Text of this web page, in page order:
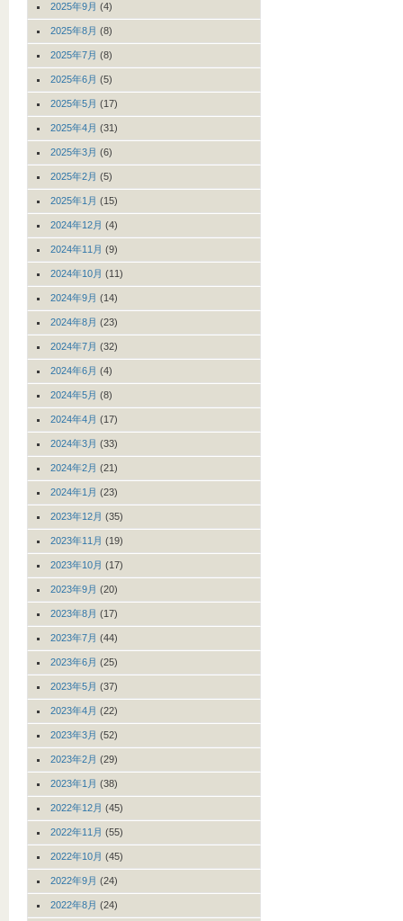
2025年9月 (4)
2025年8月 (8)
2025年7月 (8)
2025年6月 (5)
2025年5月 (17)
2025年4月 (31)
2025年3月 (6)
2025年2月 (5)
2025年1月 (15)
2024年12月 (4)
2024年11月 (9)
2024年10月 (11)
2024年9月 (14)
2024年8月 (23)
2024年7月 (32)
2024年6月 (4)
2024年5月 (8)
2024年4月 (17)
2024年3月 (33)
2024年2月 (21)
2024年1月 (23)
2023年12月 (35)
2023年11月 (19)
2023年10月 (17)
2023年9月 (20)
2023年8月 (17)
2023年7月 (44)
2023年6月 (25)
2023年5月 (37)
2023年4月 (22)
2023年3月 (52)
2023年2月 (29)
2023年1月 (38)
2022年12月 (45)
2022年11月 (55)
2022年10月 (45)
2022年9月 (24)
2022年8月 (24)